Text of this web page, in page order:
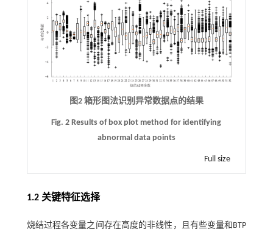
图2 箱形图法识别异常数据点的结果
Fig. 2 Results of box plot method for identifying
abnormal data points
Full size
1.2 关键特征选择
烧结过程各变量之间存在高度的非线性，且有些变量和BTP